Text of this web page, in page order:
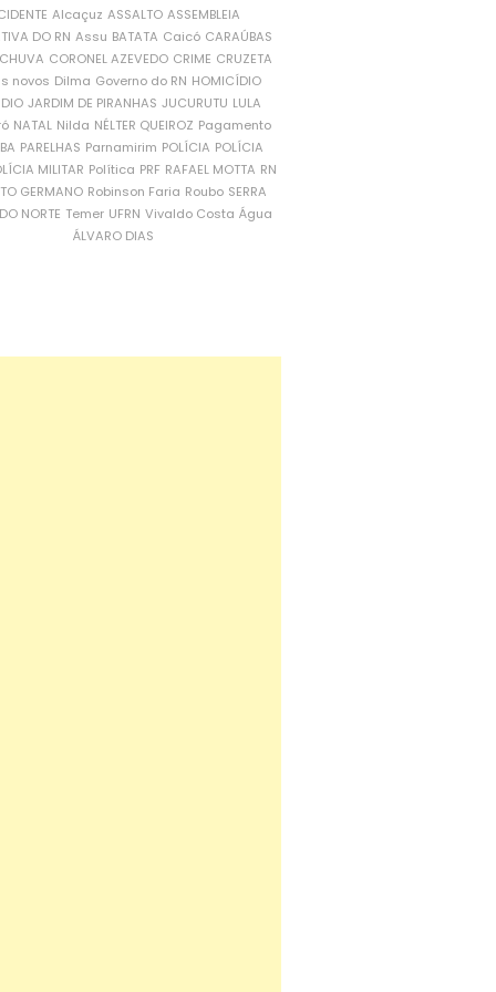
Alcaçuz ASSALTO ASSEMBLEIA
DO RN Assu BATATA Caicó CARAÚBAS
CORONEL AZEVEDO CRIME CRUZETA
novos Dilma Governo do RN HOMICÍDIO
JARDIM DE PIRANHAS JUCURUTU LULA
NATAL Nilda NÉLTER QUEIROZ Pagamento
PARELHAS Parnamirim POLÍCIA POLÍCIA
MILITAR Política PRF RAFAEL MOTTA RN
GERMANO Robinson Faria Roubo SERRA
NORTE Temer UFRN Vivaldo Costa Água
ÁLVARO DIAS